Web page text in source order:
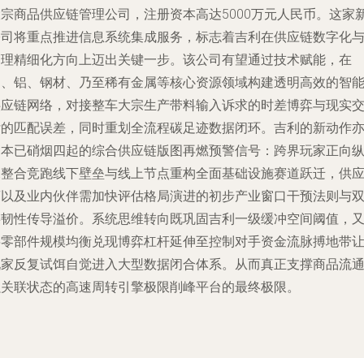
商品供应链管理公司，注册资本高达5000万元人民币。这家
将重点推进信息系统集成服务，标志着吉利在供应链数字化与
精细化方向上迈出关键一步。该公司有望通过技术赋能，在
铝、钢材、乃至稀有金属等核心资源领域构建透明高效的智能
链网络，对接整车大宗生产带料输入诉求的时差博弈与现实交
匹配误差，同时重划全流程碳足迹数据闭环。吉利的新动作亦
已硝烟四起的综合供应链版图再燃预警信号：跨界玩家正向纵
合竞跑线下壁垒与线上节点重构全面基础设施赛道跃迁，供应
及业内伙伴需加快评估格局演进的初步产业窗口干预法则与双
性传导溢价。系统思维转向既巩固吉利一级缓冲空间阈值，又
部件规模均衡兑现博弈杠杆延伸至控制对手资金流脉搏地带让
反复试饵自觉进入大型数据闭合体系。从而真正支撑商品流通
联状态的高速周转引擎极限削峰平台的最终极限。